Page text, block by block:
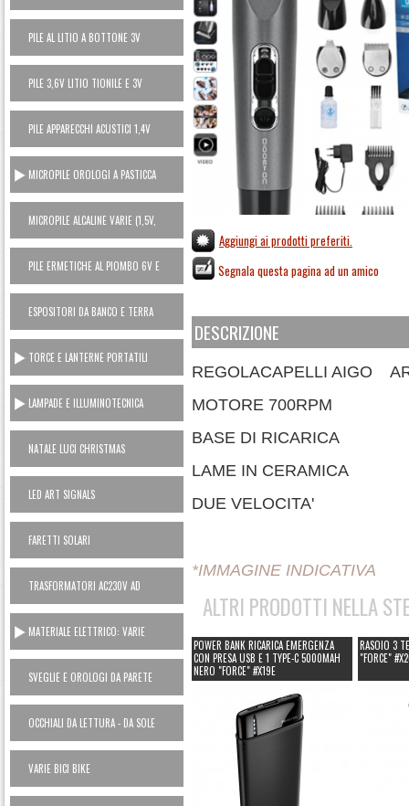
PILE AL LITIO A BOTTONE 3V
PILE 3,6V LITIO TIONILE E 3V
LITIO MANGANESE (USA E GETTA)
PILE APPARECCHI ACUSTICI 1,4V
ZINCO ARIA
MICROPILE OROLOGI A PASTICCA
OSSIDO ARGENTO 1,5V
MICROPILE ALCALINE VARIE (1,5V,
6V, 12V)
PILE ERMETICHE AL PIOMBO 6V E
12V
ESPOSITORI DA BANCO E TERRA
TORCE E LANTERNE PORTATILI
LAMPADE E ILLUMINOTECNICA
NATALE LUCI CHRISTMAS
LED ART SIGNALS
FARETTI SOLARI
TRASFORMATORI AC230V AD
ALIMENTATORI 12V
MATERIALE ELETTRICO: VARIE
SVEGLIE E OROLOGI DA PARETE
OCCHIALI DA LETTURA - DA SOLE
VARIE BICI BIKE
Aggiungi ai prodotti preferiti.
Segnala questa pagina ad un amico
DESCRIZIONE
REGOLACAPELLI AIGO
MOTORE 700RPM
BASE DI RICARICA
LAME IN CERAMICA
DUE VELOCITA'
*IMMAGINE INDICATIVA
ALTRI PRODOTTI NELLA
POWER BANK RICARICA EMERGENZA
CON PRESA USB E 1 TYPE-C 5000MAH
NERO "FORCE" #X19E
RASOIO 3
"FORCE"